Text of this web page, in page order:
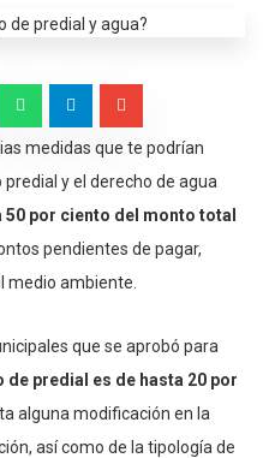
medidas que te podrían
y el derecho de agua
por ciento del monto total
pendientes de pagar,
medio ambiente.
que se aprobó para
predial es de hasta 20 por
alguna modificación en la
así como de la tipología de